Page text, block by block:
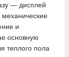
— дисплей
механические
и
основную
теплого пола